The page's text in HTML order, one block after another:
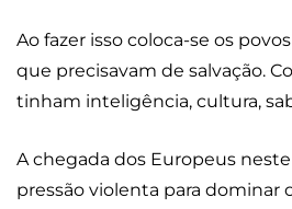
Ao fazer isso coloca-se os
que precisavam de salvação.
tinham inteligência, cultura,
A chegada dos Europeus
pressão violenta para dominar